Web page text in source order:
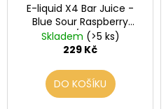
E-liquid X4 Bar Juice -
Blue Sour Raspberry
10ml/20mg
Skladem (>5 ks)
229 Kč
DO KOŠÍKU